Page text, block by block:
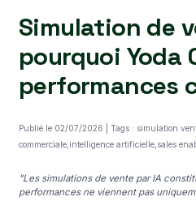
Simulation de
pourquoi Yoda
performances
Publié le 02/07/2026 | Tags : simulation
commerciale,intelligence artificielle,sales
"Les simulations de vente par IA
performances ne viennent pas